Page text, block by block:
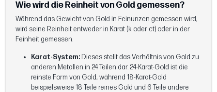
Wie wird die Reinheit von Gold gemessen?
Während das Gewicht von Gold in Feinunzen gemessen wird,
wird seine Reinheit entweder in Karat (k oder ct) oder in der
Feinheit gemessen.
Karat-System: Dieses stellt das Verhältnis von Gold zu
anderen Metallen in 24 Teilen dar. 24-Karat-Gold ist die
reinste Form von Gold, während 18-Karat-Gold
beispielsweise 18 Teile reines Gold und 6 Teile andere